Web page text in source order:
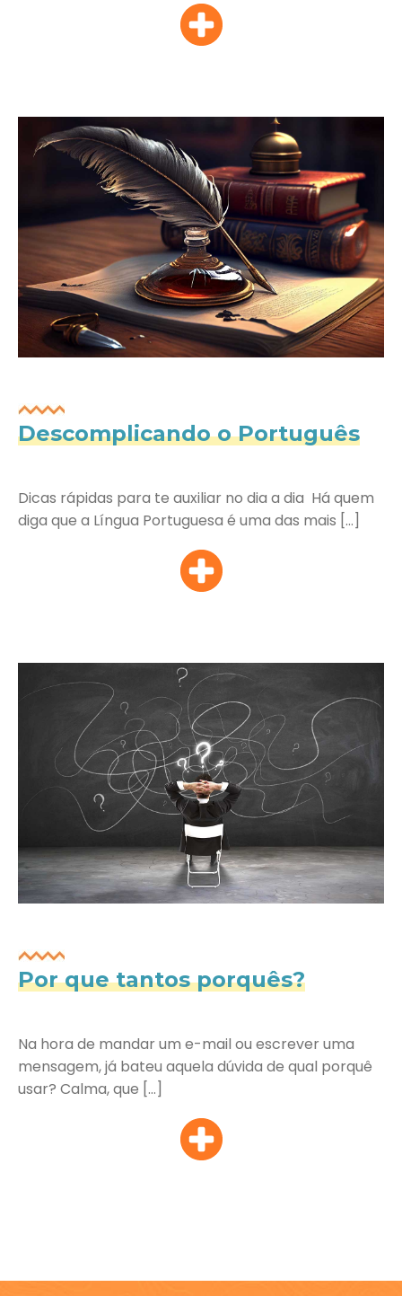
Descomplicando o Português
Dicas rápidas para te auxiliar no dia a dia Há quem
diga que a Língua Portuguesa é uma das mais […]
Por que tantos porquês?
Na hora de mandar um e-mail ou escrever uma
mensagem, já bateu aquela dúvida de qual porquê
usar? Calma, que […]